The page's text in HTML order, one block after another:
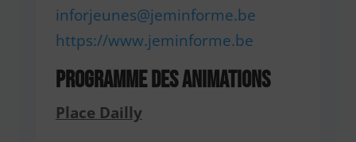
inforjeunes@jeminforme.be
https://www.jeminforme.be
Programme des animations
Place Dailly